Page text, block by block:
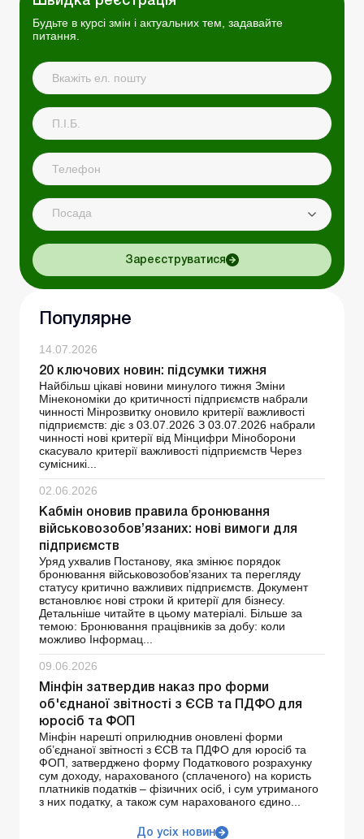
Будьте в курсі змін і актуальних тем, задавайте
питання.
Посада
Зареєструватися
Популярне
14.07.2026
20 ключових новин: підсумки тижня
Найбільш цікаві новини минулого тижня Зміни
Мінекономіки до критичності підприємств набрали
чинності Мінрозвитку оновило критерії важливості
підприємств: діє з 03.07.2026 З 03.07.2026 набрали
чинності нові критерії від Мінцифри Міноборони
скасувало критерії важливості підприємств Через
сумісникі...
02.06.2026
Кабмін оновив правила бронювання
військовозобов’язаних: нові вимоги для
підприємств
Уряд ухвалив Постанову, яка змінює порядок
бронювання військовозобов’язаних та перегляду
статусу критично важливих підприємств. Документ
встановлює нові строки й критерії для бізнесу.
Детальніше читайте в цьому матеріалі. Більше за
темою: Бронювання працівників за добу: коли
можливо Інформац...
09.06.2026
Мінфін затвердив наказ про форми
об'єднаної звітності з ЄСВ та ПДФО для
юросіб та ФОП
Мінфін нарешті оприлюднив оновлені форми
об’єднаної звітності з ЄСВ та ПДФО для юросіб та
ФОП, затверджено форму Податкового розрахунку
сум доходу, нарахованого (сплаченого) на користь
платників податків – фізичних осіб, і сум утриманого
з них податку, а також сум нарахованого єдино...
До усіх новин